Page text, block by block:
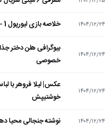
۱۴۰۴/۱۲/۲۴ خلاصه بازی لیورپول 1 – تاتنهام 1 (لیگ برتر انگلیس)
۱۴۰۴/۱۲/۲۴
بیوگرافی هلن دختر
خصوصی
۱۴۰۴/۱۲/۲۴
عکس| لیلا فروهر با
خوشتیپش
۱۴۰۴/۱۲/۲۴ نوشته جنجالی محیا